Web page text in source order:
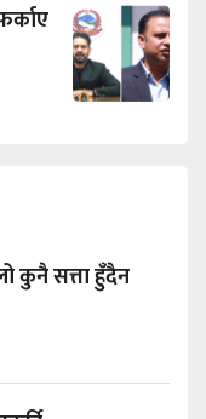
कुनै सत्ता हुँदैन